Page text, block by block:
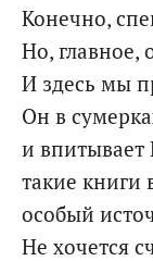
Конечно,
Но, главное,
И здесь мы
Он в
и
такие книги
особый
Не хочется